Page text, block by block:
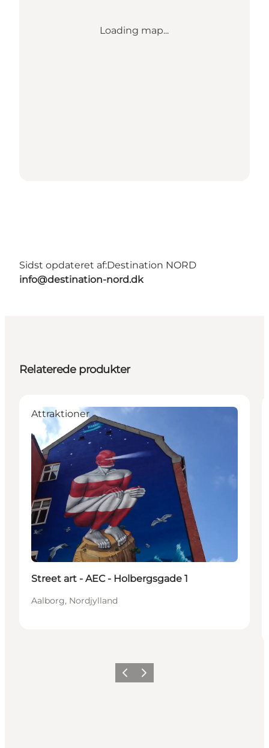
Loading map...
Sidst opdateret af:Destination NORD
info@destination-nord.dk
Relaterede produkter
Attraktioner
Street art - AEC - Holbergsgade 1
Aalborg, Nordjylland
ForrigeNæste